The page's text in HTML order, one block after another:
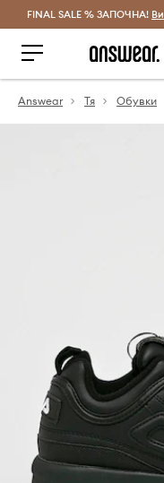
FINAL SALE % ЗАПОЧНА!
Answear Тя Обувки